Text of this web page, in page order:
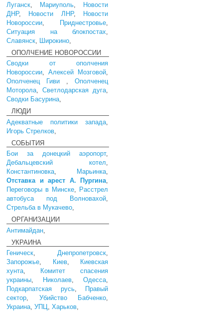
Луганск
Мариуполь
Новости
ДНР, Новости ЛНР, Новости
Новороссии
Приднестровье
Ситуация на блокпостах
Славянск Широкино
ОПОЛЧЕНИЕ НОВОРОССИИ
Сводки от ополчения
Новороссии, Алексей Мозговой,
Ополченец Гиви , Ополченец
Моторола, Светлодарская дуга,
Сводки Басурина,
ЛЮДИ
Адекватные политики запада
Игорь Стрелков
СОБЫТИЯ
Бои за донецкий аэропорт,
Дебальцевский котел,
Константиновка, Марьинка,
Отставка и арест А. Пургина,
Переговоры в Минске, Расстрел
автобуса под Волновахой,
Стрельба в Мукачево,
ОРГАНИЗАЦИИ
Антимайдан
УКРАИНА
Геническ, Днепропетровск,
Запорожье, Киев,
Киевская
хунта,
Комитет спасения
украины, Николаев, Одесса,
Подкарпатская русь,
Правый
сектор, Убийство Бабченко,
Украина, УПЦ, Харьков,